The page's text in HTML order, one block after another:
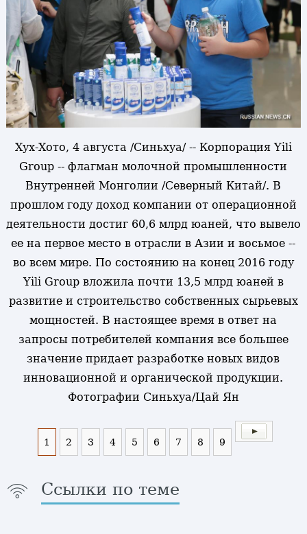
Хух-Хото, 4 августа /Синьхуа/ -- Корпорация Yili
Group -- флагман молочной промышленности
Внутренней Монголии /Северный Китай/. В
прошлом году доход компании от операционной
деятельности достиг 60,6 млрд юаней, что вывело
ее на первое место в отрасли в Азии и восьмое --
во всем мире. По состоянию на конец 2016 году
Yili Group вложила почти 13,5 млрд юаней в
развитие и строительство собственных сырьевых
мощностей. В настоящее время в ответ на
запросы потребителей компания все большее
значение придает разработке новых видов
инновационной и органической продукции.
Фотографии Синьхуа/Цай Ян
1 2 3 4 5 6 7 8 9
Ссылки по теме